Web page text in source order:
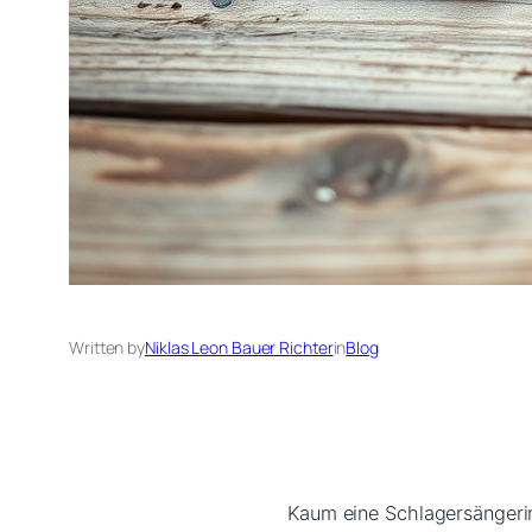
Written byNiklas Leon Bauer RichterinBlog
Kaum eine